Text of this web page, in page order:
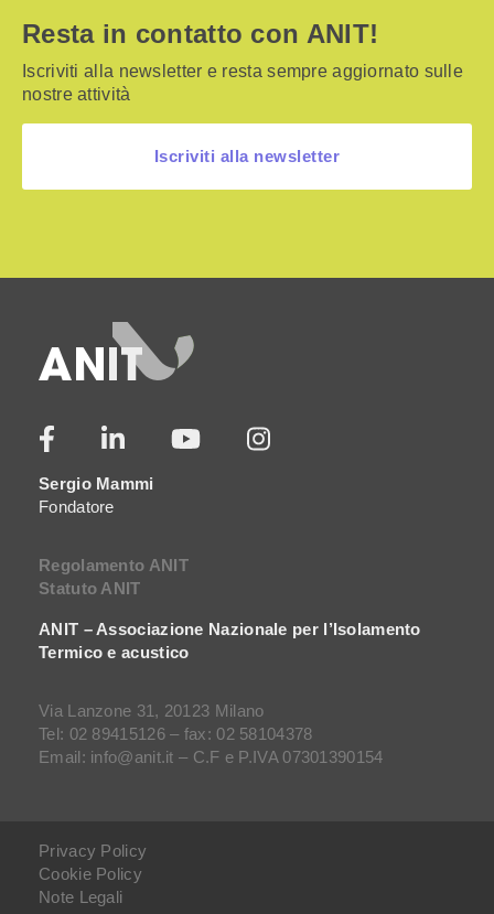
Resta in contatto con ANIT!
Iscriviti alla newsletter e resta sempre aggiornato sulle
nostre attività
Iscriviti alla newsletter
Sergio Mammi
Fondatore
Regolamento ANIT
Statuto ANIT
ANIT – Associazione Nazionale per l’Isolamento
Termico e acustico
Via Lanzone 31, 20123 Milano
Tel: 02 89415126 – fax: 02 58104378
Email: info@anit.it – C.F e P.IVA 07301390154
Privacy Policy
Cookie Policy
Note Legali